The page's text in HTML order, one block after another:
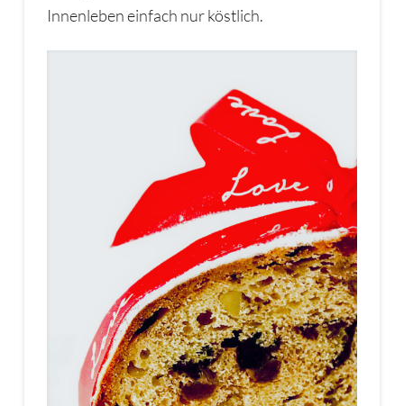
Innenleben einfach nur köstlich.